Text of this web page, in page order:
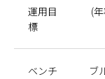
運用目
標
(
ベンチ
ブ